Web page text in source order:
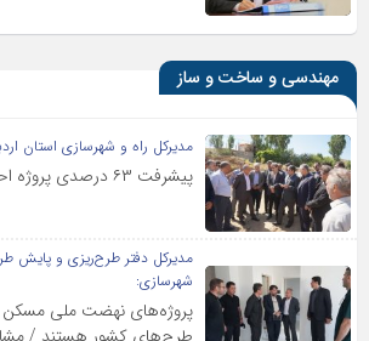
مهندسی و ساخت و ساز
مدیرکل راه و شهرسازی استان
پیشرفت ۶۳ درصدی پروژه احداث کمربندی خلخال
مدیرکل دفتر طرح‌ریزی و پایش
شهرسازی:
پروژه‌های نهضت ملی مسکن